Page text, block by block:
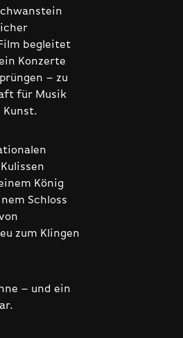
begleitet
Konzerte
– zu
für Musik
Kunst.
König
Schloss
zum Klingen
– und ein